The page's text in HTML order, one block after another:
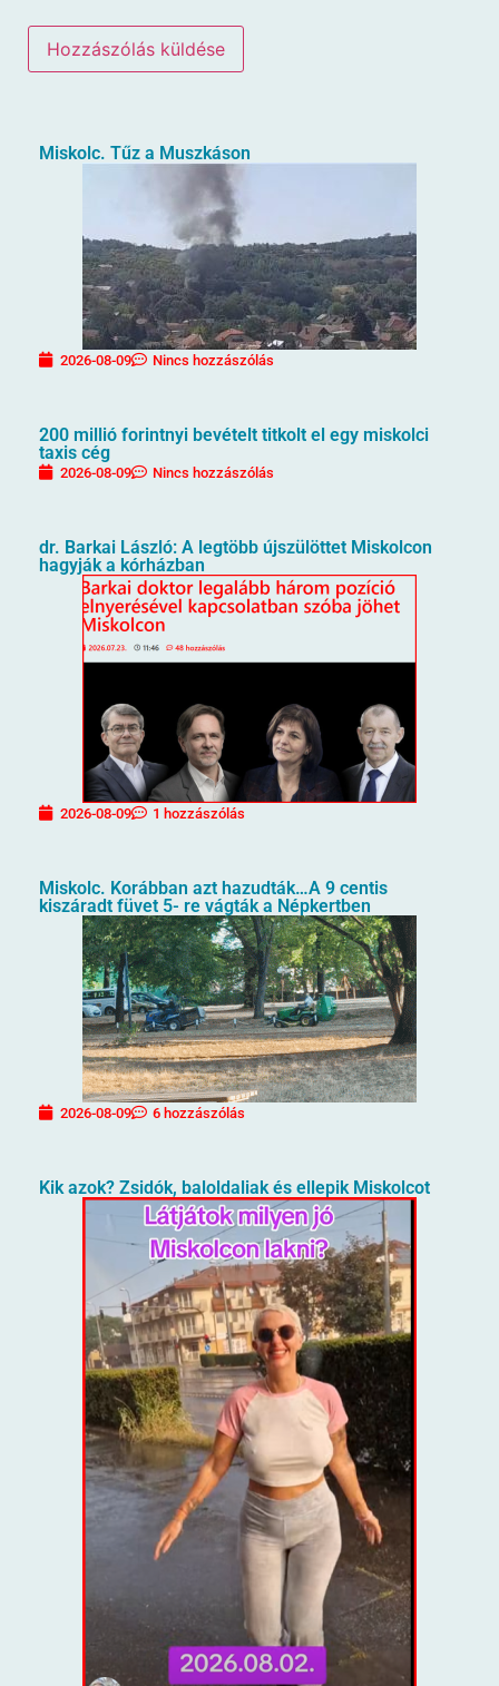
Miskolc. Tűz a Muszkáson
2026-08-09 Nincs hozzászólás
200 millió forintnyi bevételt titkolt el egy miskolci
taxis cég
2026-08-09 Nincs hozzászólás
dr. Barkai László: A legtöbb újszülöttet Miskolcon
hagyják a kórházban
2026-08-09 1 hozzászólás
Miskolc. Korábban azt hazudták…A 9 centis
kiszáradt füvet 5- re vágták a Népkertben
2026-08-09 6 hozzászólás
Kik azok? Zsidók, baloldaliak és ellepik Miskolcot